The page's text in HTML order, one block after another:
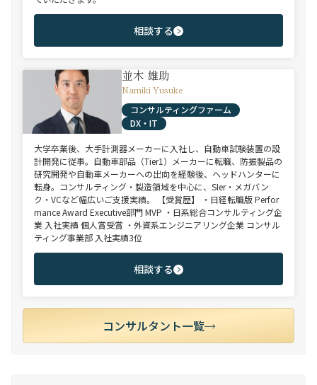
相談する
並木 雄助
Namiki Yusuke
コンサルティングファーム
DX・IT
大学卒業後、大手計測器メーカーに入社し、自動車試験装置の設
計開発に従事。自動車部品（Tier1）メーカーに転職、防振製品の
研究開発や自動車メーカーへの出向を経験後、ヘッドハンターに
転身。コンサルティング・製造領域を中心に、SIer・メガバン
ク・VCなど幅広いご支援実績。 【受賞歴】 ・日経転職版 Perfor
mance Award Executive部門 MVP ・日系総合コンサルティング企
業 入社実績 個人賞受賞 ・外資系エンジニアリング企業 コンサル
ティング事業部 入社実績3位
相談する
コンサルタント一覧